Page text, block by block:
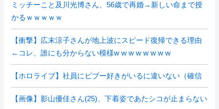
ミッチーこと及川光博さん、56歳で再婚→新しい命まで授
かるｗｗｗｗｗ
【衝撃】広末涼子さんが地上波にスピード復帰できる理由
←コレ、誰にも分からない模様w w w w w w w w
【ホロライブ】社員にビブー好きがいるに違いない（確信
【画像】影山優佳さん(25)、下着姿であたシコが止まらない